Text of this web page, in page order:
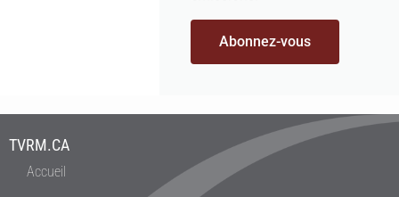
Abonnez-vous
TVRM.CA
Accueil